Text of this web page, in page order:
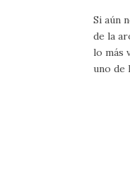
Si aún
de la
lo más
uno de